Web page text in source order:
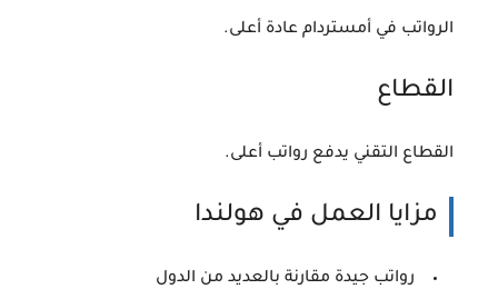
الرواتب في أمستردام عادة أعلى.
القطاع
القطاع التقني يدفع رواتب أعلى.
مزايا العمل في هولندا
رواتب جيدة مقارنة بالعديد من الدول